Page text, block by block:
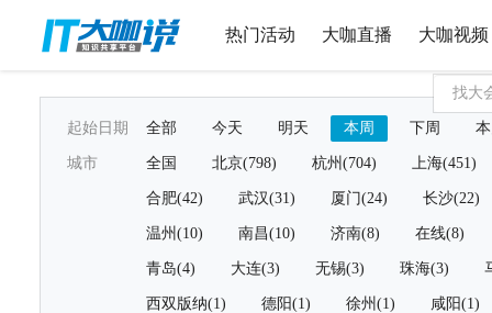
热门活动 大咖直播 大咖视频
起始日期 全部 今天 明天 本周 下周
城市 全国 北京(798) 杭州(704) 上海(451)
合肥(42) 武汉(31) 厦门(24) 长沙(22)
温州(10) 南昌(10) 济南(8) 在线(8)
青岛(4) 大连(3) 无锡(3) 珠海(3)
西双版纳(1) 德阳(1) 徐州(1) 咸阳(1)